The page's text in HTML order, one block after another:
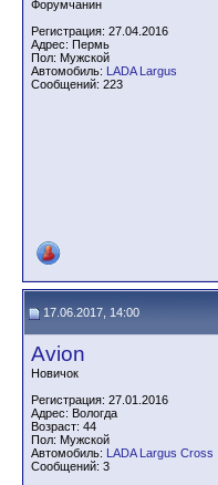
Форумчанин
Регистрация: 27.04.2016
Адрес: Пермь
Пол: Мужской
Автомобиль: LADA Largus
Сообщений: 223
17.06.2017, 14:00
Avion
Новичок
Регистрация: 27.01.2016
Адрес: Вологда
Возраст: 44
Пол: Мужской
Автомобиль: LADA Largus Cross
Сообщений: 3